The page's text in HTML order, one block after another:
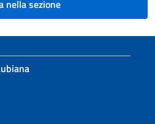
nella sezione